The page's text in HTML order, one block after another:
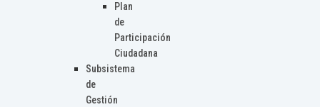
Plan
de
Participación
Ciudadana
Subsistema
de
Gestión